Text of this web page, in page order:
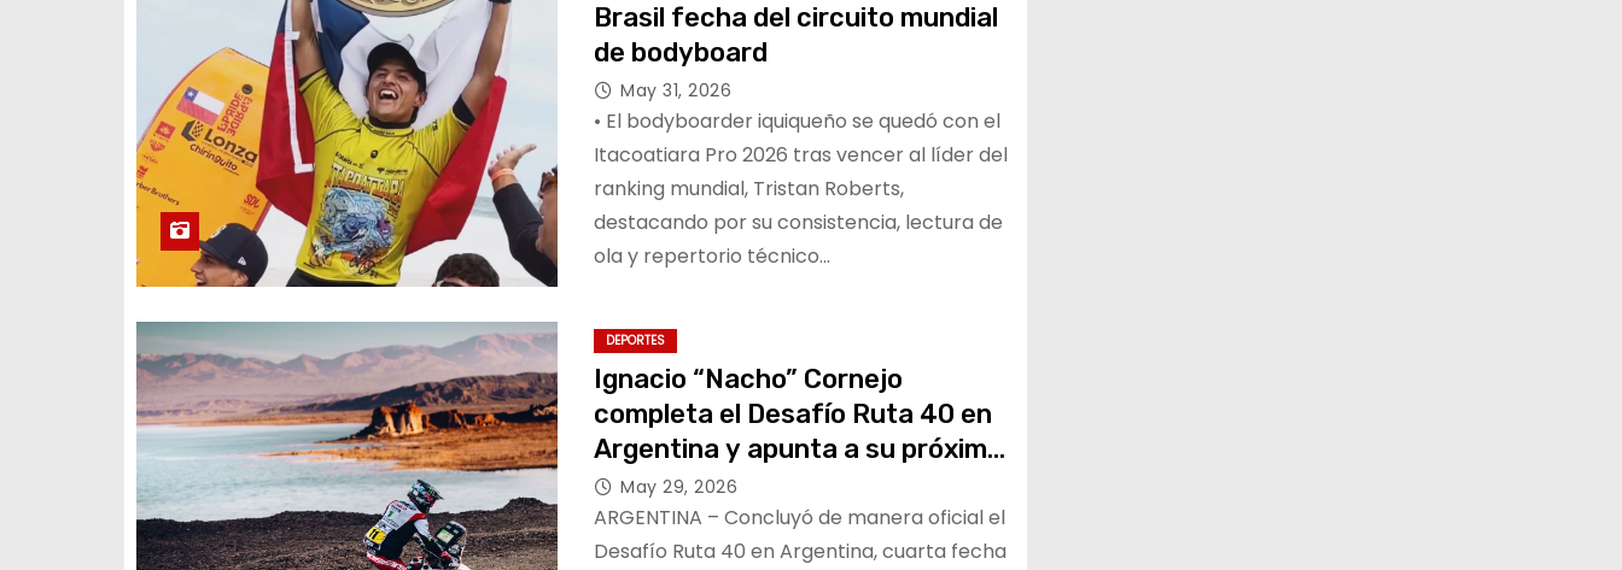
Brasil fecha del circuito mundial
de bodyboard
May 31, 2026
• El bodyboarder iquiqueño se quedó con el
Itacoatiara Pro 2026 tras vencer al líder del
ranking mundial, Tristan Roberts,
destacando por su consistencia, lectura de
ola y repertorio técnico…
DEPORTES
Ignacio “Nacho” Cornejo
completa el Desafío Ruta 40 en
Argentina y apunta a su próximo
desafío en Marruecos
May 29, 2026
ARGENTINA – Concluyó de manera oficial el
Desafío Ruta 40 en Argentina, cuarta fecha